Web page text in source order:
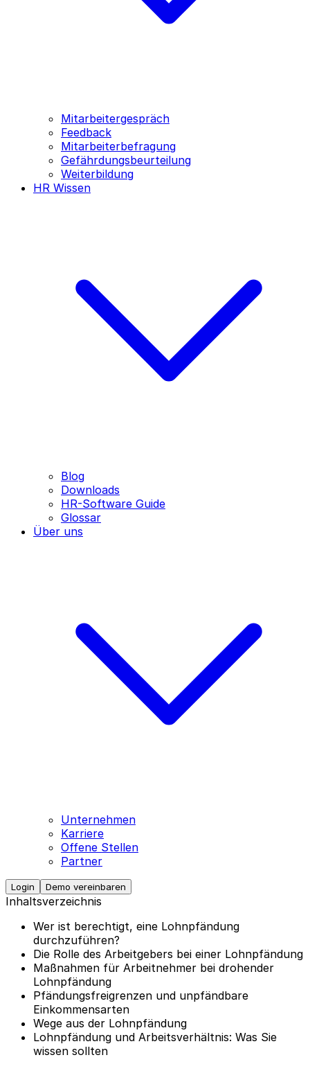
Mitarbeitergespräch
Feedback
Mitarbeiterbefragung
Gefährdungsbeurteilung
Weiterbildung
HR Wissen
Blog
Downloads
HR-Software Guide
Glossar
Über uns
Unternehmen
Karriere
Offene Stellen
Partner
Login Demo vereinbaren
Inhaltsverzeichnis
Wer ist berechtigt, eine Lohnpfändung
durchzuführen?
Die Rolle des Arbeitgebers bei einer Lohnpfändung
Maßnahmen für Arbeitnehmer bei drohender
Lohnpfändung
Pfändungsfreigrenzen und unpfändbare
Einkommensarten
Wege aus der Lohnpfändung
Lohnpfändung und Arbeitsverhältnis: Was Sie
wissen sollten